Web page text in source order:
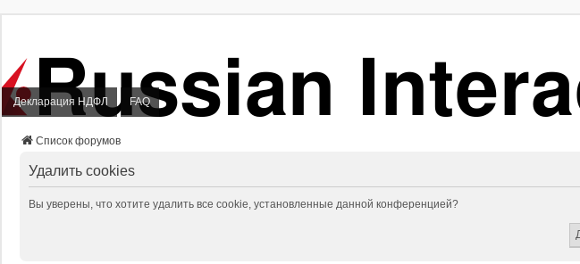
Декларация НДФЛ FAQ
Список форумов
Удалить cookies
Вы уверены, что хотите удалить все cookie, установленные данной конференцией?